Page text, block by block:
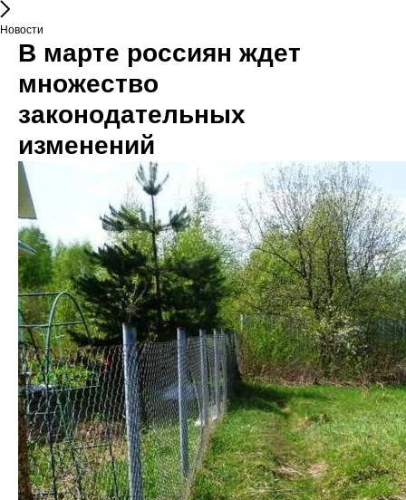
Новости
В марте россиян ждет
множество
законодательных
изменений